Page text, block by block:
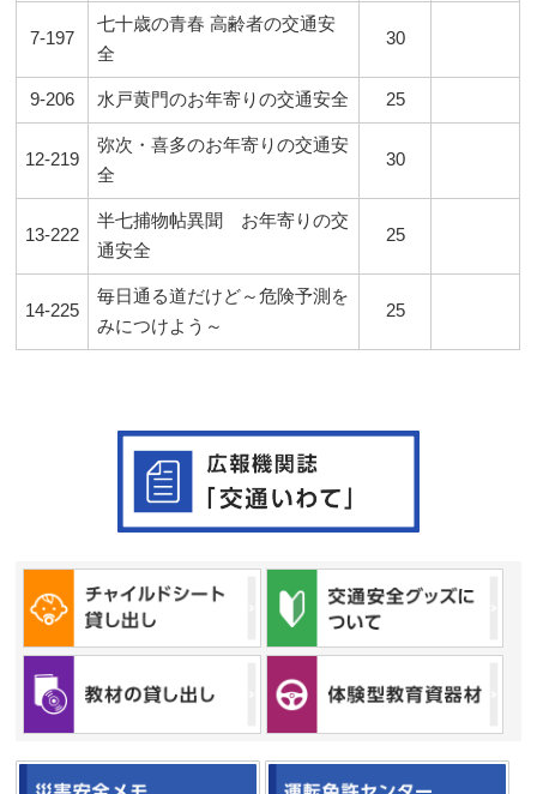
7-197
七十歳の青春 高齢者の交通安
全
30
9-206 水戸黄門のお年寄りの交通安全 25
12-219
弥次・喜多のお年寄りの交通安
全
30
13-222
半七捕物帖異聞 お年寄りの交
通安全
25
14-225
毎日通る道だけど～危険予測を
みにつけよう～
25